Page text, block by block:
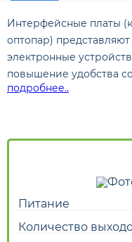
Интерфейсные платы
оптопар)
электронные
повышение удобства
компьютерами. В
электроники и
контроллер и
подробнее..
Питание
Количество